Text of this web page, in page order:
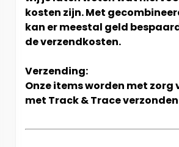
kosten zijn. Met
kan er meestal geld
de verzendkosten.
Verzending:
Onze items worden met zorg
met Track & Trace